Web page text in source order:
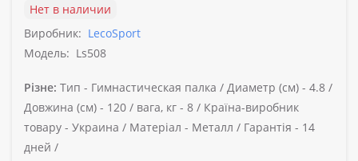
Нет в наличии
Виробник: LecoSport
Модель: Ls508
Різне: Тип - Гимнастическая палка / Диаметр (см) - 4.8 /
Довжина (см) - 120 / вага, кг - 8 / Країна-виробник
товару - Украина / Матеріал - Металл / Гарантія - 14
дней /